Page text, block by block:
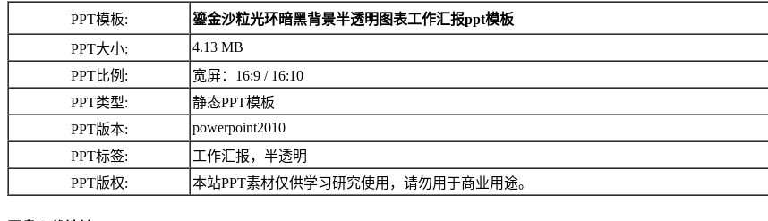
PPT模板:
鎏金沙粒光环暗黑背景半透明图表工作汇报ppt模板
PPT大小:
4.13 MB
PPT比例:
宽屏：16:9 / 16:10
PPT类型:
静态PPT模板
PPT版本:
powerpoint2010
PPT标签:
工作汇报，半透明
PPT版权:
本站PPT素材仅供学习研究使用，请勿用于商业用途。